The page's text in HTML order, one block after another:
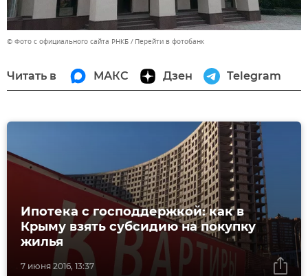
© Фото с официального сайта РНКБ Перейти в фотобанк
Читать в МАКС Дзен Telegram
7 июня 2016, 13:37
Ипотека с господдержкой: как в
Крыму взять субсидию на покупку
жилья